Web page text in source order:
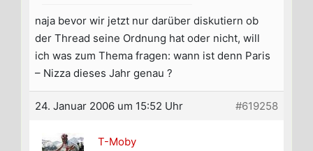
naja bevor wir jetzt nur darüber diskutiern ob
der Thread seine Ordnung hat oder nicht, will
ich was zum Thema fragen: wann ist denn Paris
– Nizza dieses Jahr genau ?
24. Januar 2006 um 15:52 Uhr #619258
T-Moby